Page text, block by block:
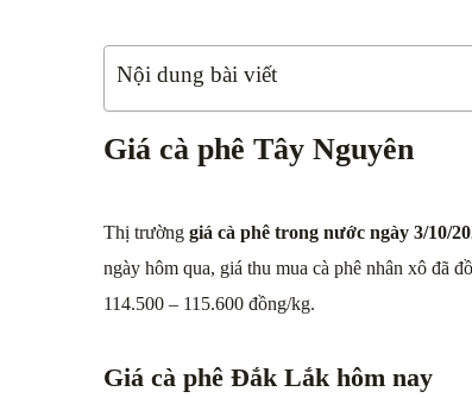
Nội dung bài viết
Giá cà phê Tây Nguyên
Thị trường giá cà phê trong nước ngày 3/10/
ngày hôm qua, giá thu mua cà phê nhân xô đã
114.500 – 115.600 đồng/kg.
Giá cà phê Đắk Lắk hôm nay